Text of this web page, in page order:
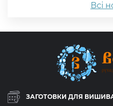
Всі
ЗАГОТОВКИ ДЛЯ